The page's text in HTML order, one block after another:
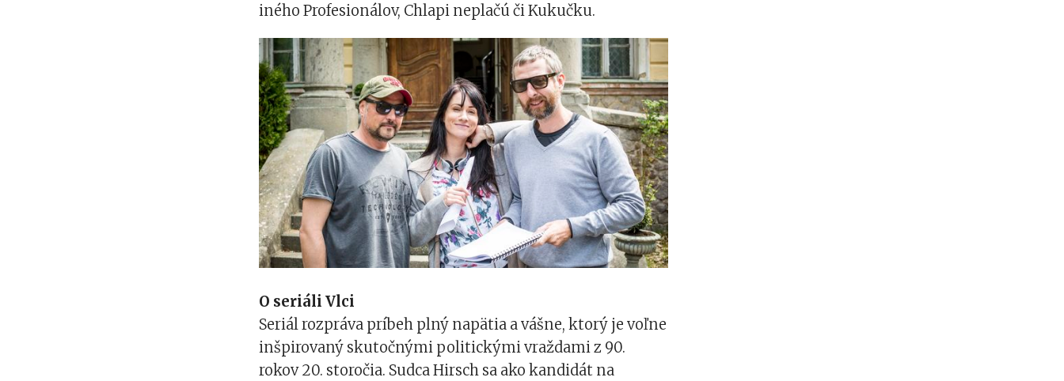
iného Profesionálov, Chlapi neplačú či Kukučku.
O seriáli Vlci
Seriál rozpráva príbeh plný napätia a vášne, ktorý je voľne
inšpirovaný skutočnými politickými vraždami z 90.
rokov 20. storočia. Sudca Hirsch sa ako kandidát na